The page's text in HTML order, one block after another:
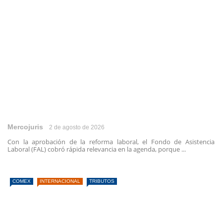
Mercojuris 2 de agosto de 2026
Con la aprobación de la reforma laboral, el Fondo de Asistencia
Laboral (FAL) cobró rápida relevancia en la agenda, porque ...
COMEX INTERNACIONAL TRIBUTOS